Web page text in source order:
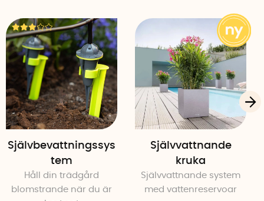
två modeller, ampelkruka 27 och ampelkruka 35.
15 cm hög
Självbevattningssys
tem
Håll din trädgård
blomstrande när du är
Självvattnande
kruka
Självvattnande system
med vattenreservoar